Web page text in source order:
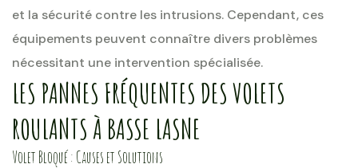
et la sécurité contre les intrusions. Cependant, ces
équipements peuvent connaître divers problèmes
nécessitant une intervention spécialisée.
LES PANNES FRÉQUENTES DES VOLETS
ROULANTS À BASSE LASNE
Volet Bloqué : Causes et Solutions